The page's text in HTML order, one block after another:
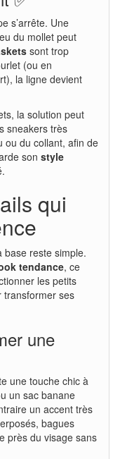
s’arrête. Une
du mollet peut
sont trop
(ou en
la ligne devient
la solution peut
sneakers très
ou du collant, afin de
son style
qui
base reste simple.
tendance, ce
les petits
transformer ses
une
une touche chic à
un sac banane
un accent très
bagues
près du visage sans